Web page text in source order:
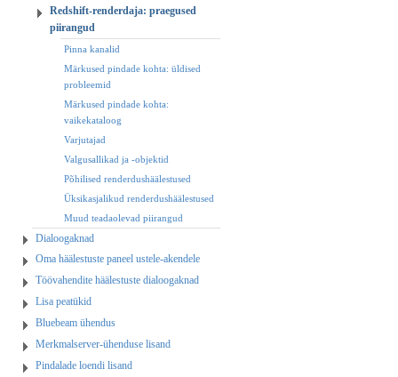
Redshift-renderdaja: praegused
piirangud
Pinna kanalid
Märkused pindade kohta: üldised
probleemid
Märkused pindade kohta:
vaikekataloog
Varjutajad
Valgusallikad ja -objektid
Põhilised renderdushäälestused
Üksikasjalikud renderdushäälestused
Muud teadaolevad piirangud
Dialoogaknad
Oma häälestuste paneel ustele-akendele
Töövahendite häälestuste dialoogaknad
Lisa peatükid
Bluebeam ühendus
Merkmalserver-ühenduse lisand
Pindalade loendi lisand